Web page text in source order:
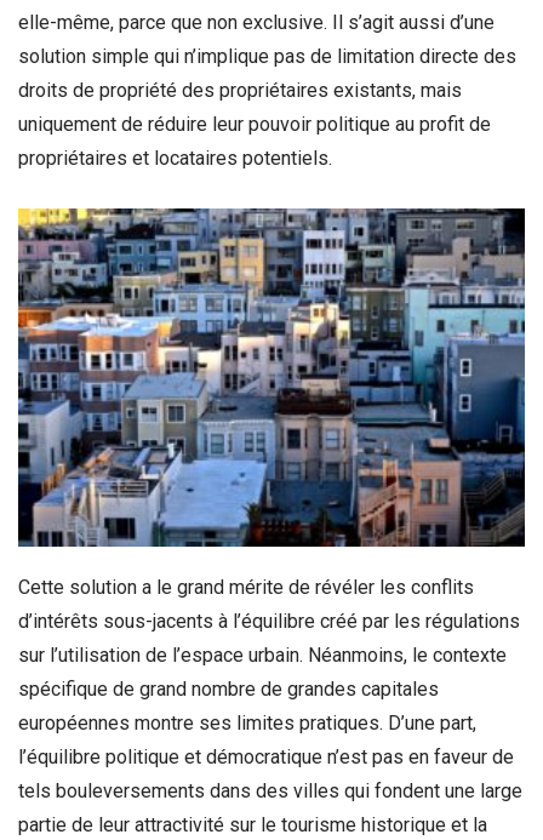
elle-même, parce que non exclusive. Il s’agit aussi d’une
solution simple qui n’implique pas de limitation directe des
droits de propriété des propriétaires existants, mais
uniquement de réduire leur pouvoir politique au profit de
propriétaires et locataires potentiels.
Cette solution a le grand mérite de révéler les conflits
d’intérêts sous-jacents à l’équilibre créé par les régulations
sur l’utilisation de l’espace urbain. Néanmoins, le contexte
spécifique de grand nombre de grandes capitales
européennes montre ses limites pratiques. D’une part,
l’équilibre politique et démocratique n’est pas en faveur de
tels bouleversements dans des villes qui fondent une large
partie de leur attractivité sur le tourisme historique et la